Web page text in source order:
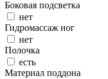
Боковая подсветка
нет
Гидромассаж ног
нет
Полочка
есть
Материал поддона